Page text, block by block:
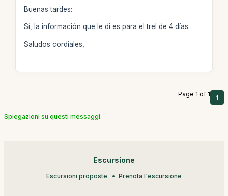
Buenas tardes:
Sí, la información que le di es para el trel de 4 días.
Saludos cordiales,
Page 1 of 1 1
Spiegazioni su questi messaggi.
Escursione
Escursioni proposte Prenota l'escursione